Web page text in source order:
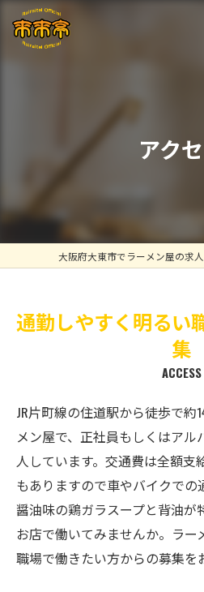
アク
大阪府大東市でラーメン屋の求
通勤しやすく明るい
集
ACCESS
JR片町線の住道駅から徒歩で約
メン屋で、正社員もしくはアル
人しています。交通費は全額支
もありますので車やバイクでの
醤油味の鶏ガラスープと背油が
お店で働いてみませんか。ラー
職場で働きたい方からの募集を